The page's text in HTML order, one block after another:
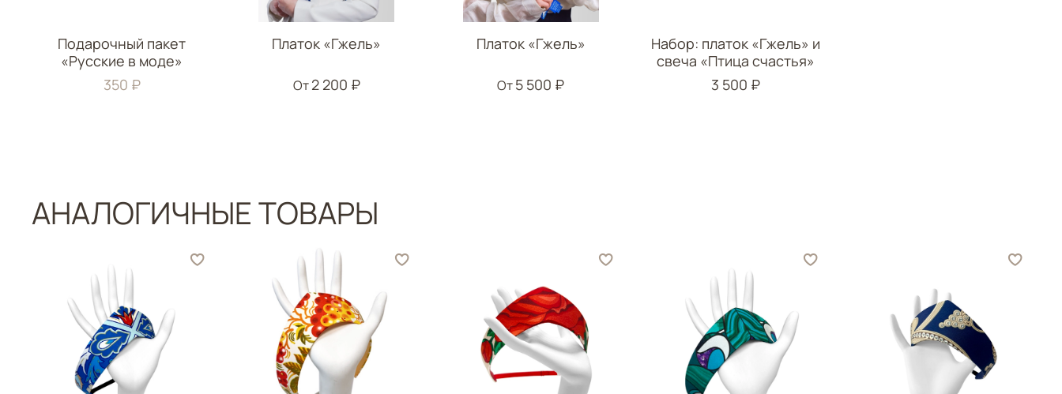
Подарочный пакет
«Русские в моде»
350 ₽
Платок «Гжель»
От2 200 ₽
Платок «Гжель»
От5 500 ₽
Набор: платок «Гжель» и
свеча «Птица счастья»
3 500 ₽
АНАЛОГИЧНЫЕ ТОВАРЫ